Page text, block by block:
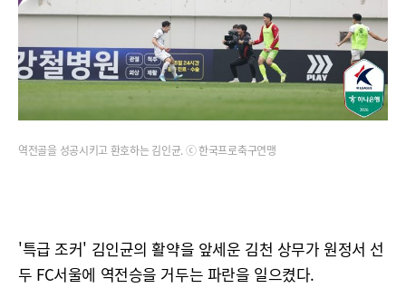
역전골을 성공시키고 환호하는 김인균. ⓒ 한국프로축구연맹
'특급 조커' 김인균의 활약을 앞세운 김천 상무가 원정서 선
두 FC서울에 역전승을 거두는 파란을 일으켰다.